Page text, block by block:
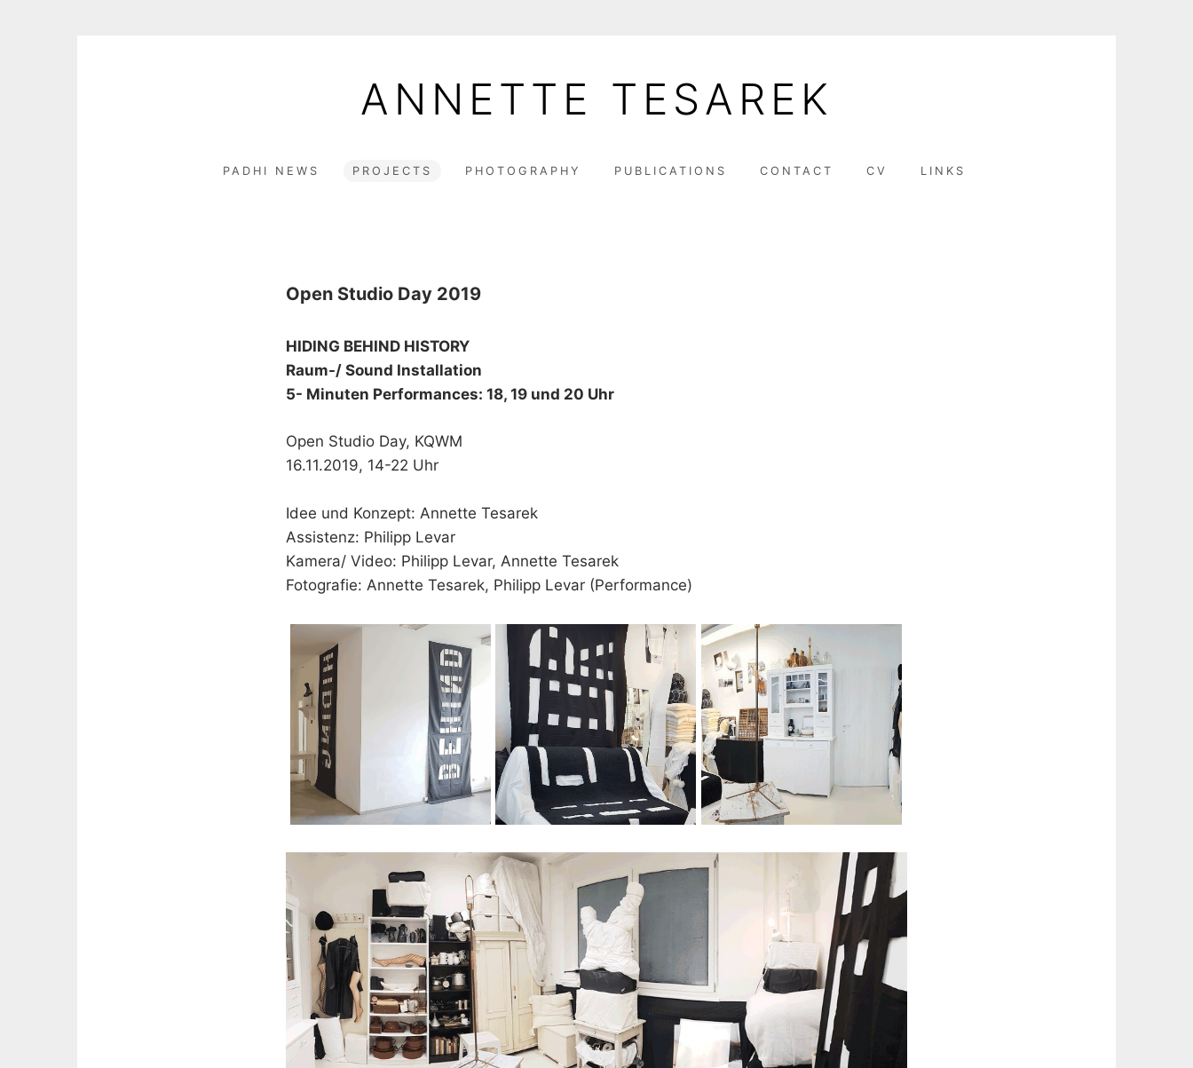
ANNETTE TESAREK
PADHI NEWS PROJECTS PHOTOGRAPHY PUBLICATIONS CONTACT CV LINKS
Open Studio Day 2019
HIDING BEHIND HISTORY
Raum-/ Sound Installation
5- Minuten Performances: 18, 19 und 20 Uhr
Open Studio Day, KQWM
16.11.2019, 14-22 Uhr
Idee und Konzept: Annette Tesarek
Assistenz: Philipp Levar
Kamera/ Video: Philipp Levar, Annette Tesarek
Fotografie: Annette Tesarek, Philipp Levar (Performance)